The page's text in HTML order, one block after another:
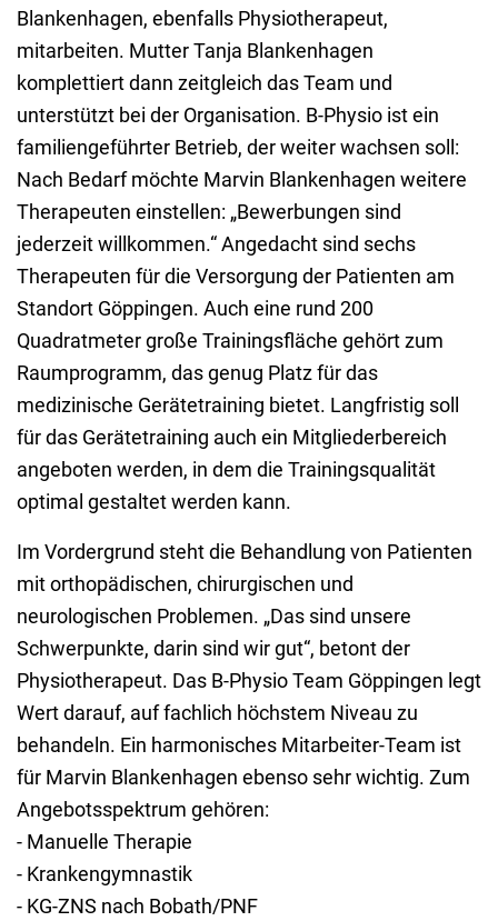
Blankenhagen, ebenfalls Physiotherapeut,
mitarbeiten. Mutter Tanja Blankenhagen
komplettiert dann zeitgleich das Team und
unterstützt bei der Organisation. B-Physio ist ein
familiengeführter Betrieb, der weiter wachsen soll:
Nach Bedarf möchte Marvin Blankenhagen weitere
Therapeuten einstellen: „Bewerbungen sind
jederzeit willkommen.“ Angedacht sind sechs
Therapeuten für die Versorgung der Patienten am
Standort Göppingen. Auch eine rund 200
Quadratmeter große Trainingsfläche gehört zum
Raumprogramm, das genug Platz für das
medizinische Gerätetraining bietet. Langfristig soll
für das Gerätetraining auch ein Mitgliederbereich
angeboten werden, in dem die Trainingsqualität
optimal gestaltet werden kann.
Im Vordergrund steht die Behandlung von Patienten
mit orthopädischen, chirurgischen und
neurologischen Problemen. „Das sind unsere
Schwerpunkte, darin sind wir gut“, betont der
Physiotherapeut. Das B-Physio Team Göppingen legt
Wert darauf, auf fachlich höchstem Niveau zu
behandeln. Ein harmonisches Mitarbeiter-Team ist
für Marvin Blankenhagen ebenso sehr wichtig. Zum
Angebotsspektrum gehören:
- Manuelle Therapie
- Krankengymnastik
- KG-ZNS nach Bobath/PNF